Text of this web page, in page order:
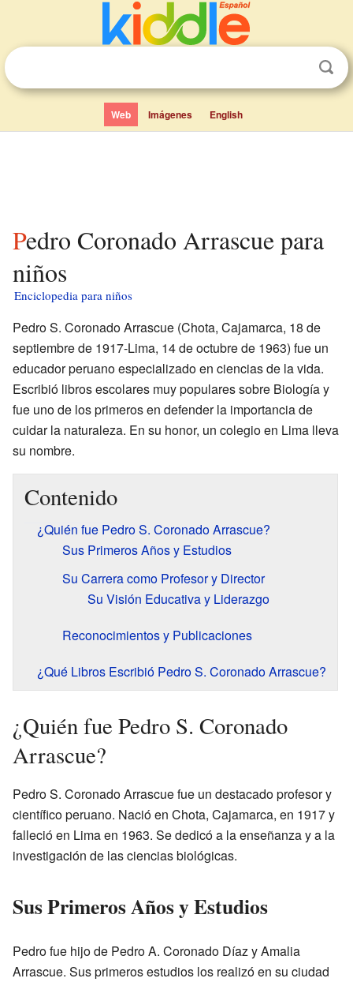
Web Imágenes English
Pedro Coronado Arrascue para
niños
Enciclopedia para niños
Pedro S. Coronado Arrascue (Chota, Cajamarca, 18 de
septiembre de 1917-Lima, 14 de octubre de 1963) fue un
educador peruano especializado en ciencias de la vida.
Escribió libros escolares muy populares sobre Biología y
fue uno de los primeros en defender la importancia de
cuidar la naturaleza. En su honor, un colegio en Lima lleva
su nombre.
Contenido
¿Quién fue Pedro S. Coronado Arrascue?
Sus Primeros Años y Estudios
Su Carrera como Profesor y Director
Su Visión Educativa y Liderazgo
Reconocimientos y Publicaciones
¿Qué Libros Escribió Pedro S. Coronado Arrascue?
¿Quién fue Pedro S. Coronado
Arrascue?
Pedro S. Coronado Arrascue fue un destacado profesor y
científico peruano. Nació en Chota, Cajamarca, en 1917 y
falleció en Lima en 1963. Se dedicó a la enseñanza y a la
investigación de las ciencias biológicas.
Sus Primeros Años y Estudios
Pedro fue hijo de Pedro A. Coronado Díaz y Amalia
Arrascue. Sus primeros estudios los realizó en su ciudad